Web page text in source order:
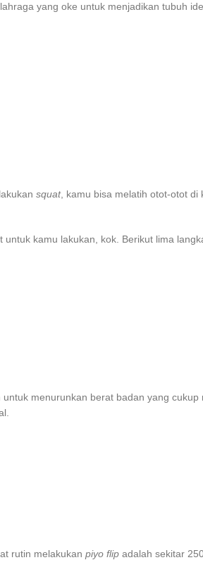
yang oke untuk menjadikan tubuh
squat, kamu bisa melatih otot-otot di
kamu lakukan, kok. Berikut lima
menurunkan berat badan yang cukup
rutin melakukan piyo flip adalah sekitar